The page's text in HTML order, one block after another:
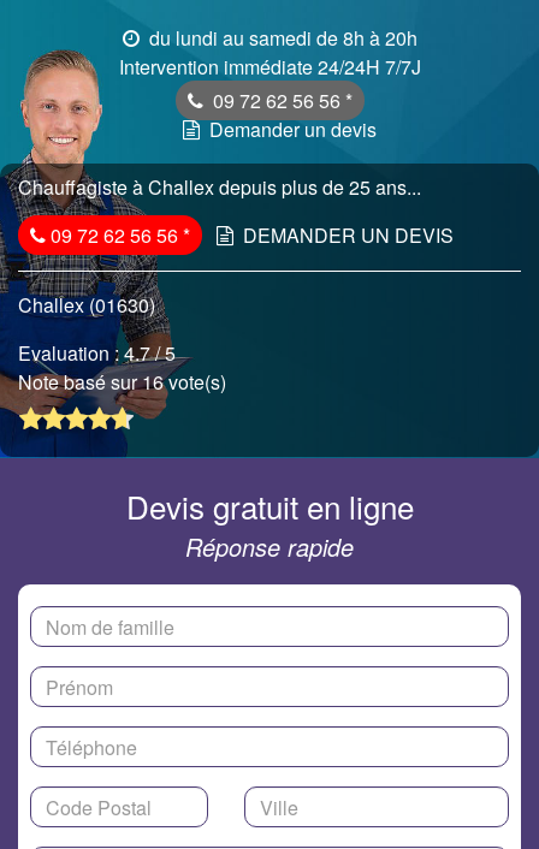
du lundi au samedi de 8h à 20h
Intervention immédiate 24/24H 7/7J
09 72 62 56 56 *
Demander un devis
Chauffagiste à Challex depuis plus de 25 ans...
09 72 62 56 56* DEMANDER UN DEVIS
Challex (01630)
Evaluation :4.7/ 5
Note basé sur 16 vote(s)
Devis gratuit en ligne
Réponse rapide